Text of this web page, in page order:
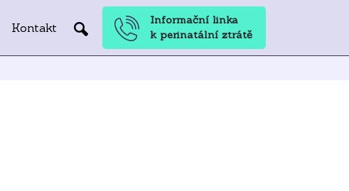
Kontakt
Informační linka
k perinatální ztrátě